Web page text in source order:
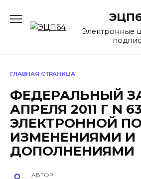
содержанию
Электронные
ГЛАВНАЯ СТРАНИЦА
ФЕДЕРАЛЬНЫЙ
АПРЕЛЯ 2011 Г N
ЭЛЕКТРОННОЙ
ИЗМЕНЕНИЯМИ И
ДОПОЛНЕНИЯМИ
АВТОР